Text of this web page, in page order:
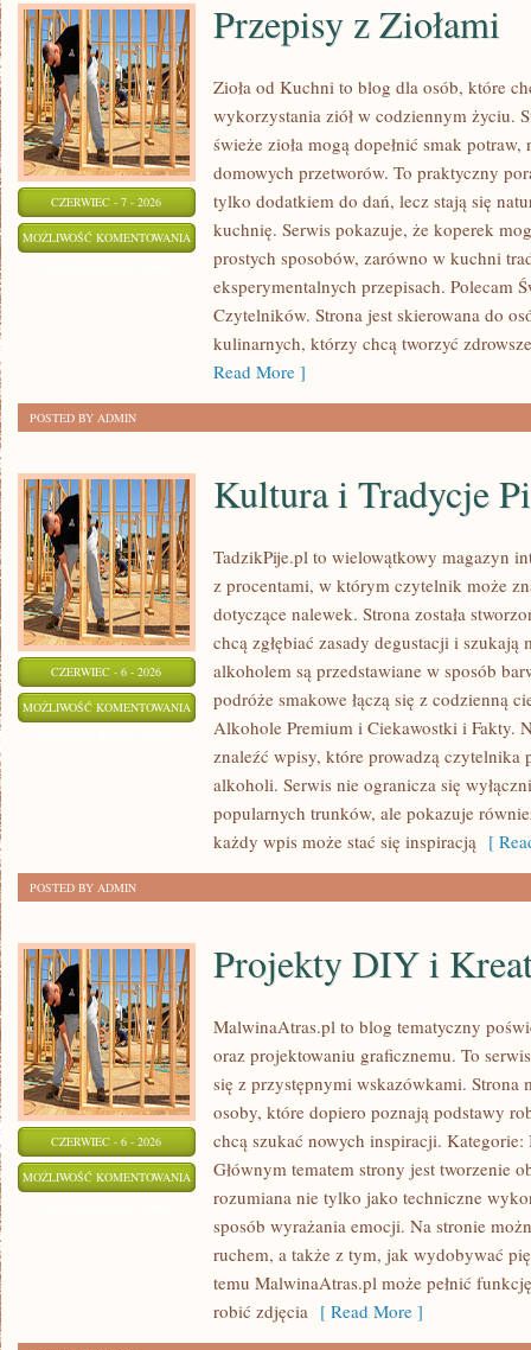
CZERWIEC - 7 - 2026
MOŻLIWOŚĆ KOMENTOWANIA PRZEPISY
ZIOŁAMI
Przepisy z Ziołami
Zioła od Kuchni to blog dla osób, które
wykorzystania ziół w codziennym życiu.
świeże zioła mogą dopełnić smak
domowych przetworów. To praktyczny
tylko dodatkiem do dań, lecz stają się
kuchnię. Serwis pokazuje, że koperek
prostych sposobów, zarówno w kuchni
eksperymentalnych przepisach. Polecam
Czytelników. Strona jest skierowana do
kulinarnych, którzy chcą tworzyć
Read More ]
POSTED BY ADMIN
CZERWIEC - 6 - 2026
MOŻLIWOŚĆ KOMENTOWANIA KULTURA
TRADYCJE
PICIE
Kultura i Tradycje
TadzikPije.pl to wielowątkowy magazyn
z procentami, w którym czytelnik może
dotyczące nalewek. Strona została
chcą zgłębiać zasady degustacji i
alkoholem są przedstawiane w sposób
podróże smakowe łączą się z codzienną
Alkohole Premium i Ciekawostki i Fakty.
znaleźć wpisy, które prowadzą czytelnika
alkoholi. Serwis nie ogranicza się
popularnych trunków, ale pokazuje
każdy wpis może stać się inspiracją [
POSTED BY ADMIN
CZERWIEC - 6 - 2026
MOŻLIWOŚĆ KOMENTOWANIA PROJEKTY
KREATYWNE
TRIKI
Projekty DIY i
MalwinaAtras.pl to blog tematyczny
oraz projektowaniu graficznemu. To
się z przystępnymi wskazówkami. Strona
osoby, które dopiero poznają podstawy
chcą szukać nowych inspiracji.
Głównym tematem strony jest tworzenie
rozumiana nie tylko jako techniczne
sposób wyrażania emocji. Na stronie
ruchem, a także z tym, jak wydobywać
temu MalwinaAtras.pl może pełnić
robić zdjęcia [ Read More ]